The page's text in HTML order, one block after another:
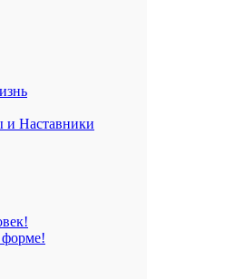
и Наставники
форме!